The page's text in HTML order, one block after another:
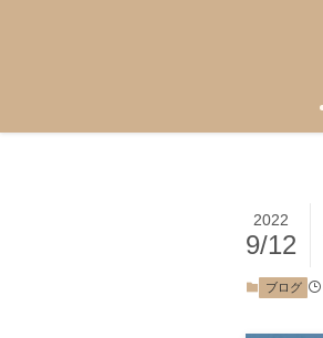
2022
9/12
ブログ